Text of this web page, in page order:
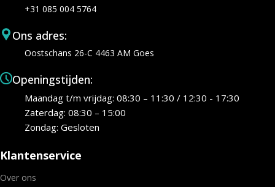
+31 085 004 5764
Ons adres:
Oostschans 26-C 4463 AM Goes
Openingstijden:
Maandag t/m vrijdag: 08:30 – 11:30 / 12:30 - 17:30
Zaterdag: 08:30 – 15:00
Zondag: Gesloten
Klantenservice
Over ons